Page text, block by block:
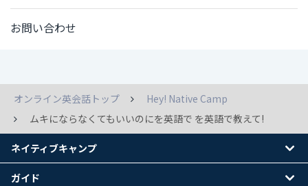
お問い合わせ
オンライン英会話トップ
Hey! Native Camp
ムキにならなくてもいいのにを英語で を英語で教えて!
ネイティブキャンプ
ガイド